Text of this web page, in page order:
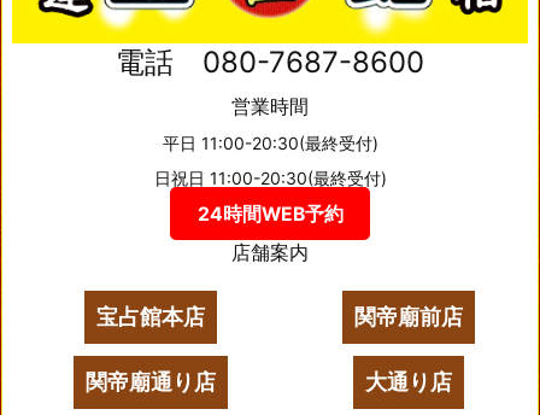
電話 080-7687-8600
営業時間
平日 11:00-20:30(最終受付)
日祝日 11:00-20:30(最終受付)
24時間WEB予約
店舗案内
宝占館本店 関帝廟前店
関帝廟通り店
大通り店